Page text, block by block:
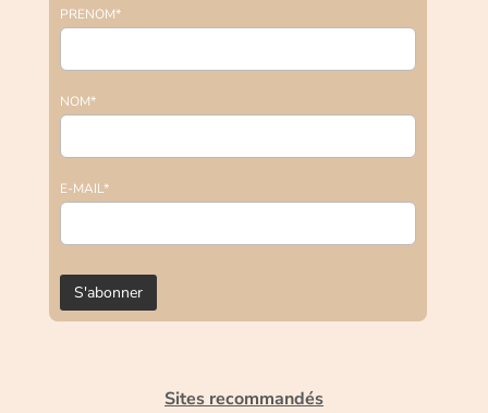
PRENOM*
NOM*
E-MAIL*
Sites recommandés